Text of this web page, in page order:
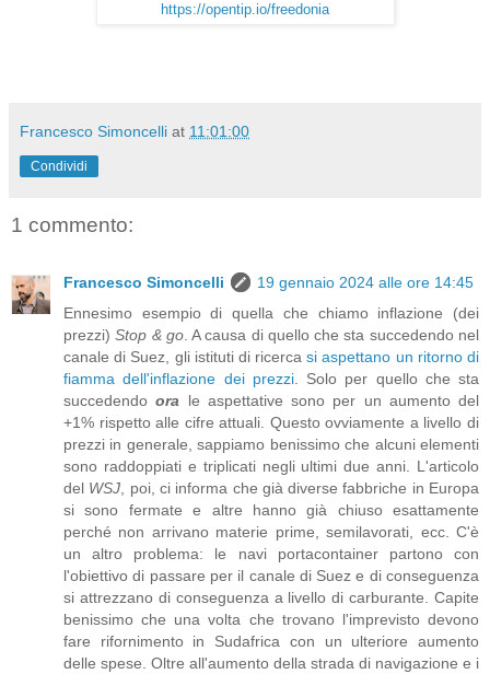
https://opentip.io/freedonia
Francesco Simoncelli at 11:01:00
Condividi
1 commento:
Francesco Simoncelli
19 gennaio 2024 alle ore 14:45
Ennesimo esempio di quella che chiamo inflazione (dei
prezzi)Stop & go. A causa di quello che sta succedendo nel
canale di Suez, gli istituti di ricercasi aspettano un ritorno di
fiamma dell'inflazione dei prezzi. Solo per quello che sta
succedendoora le aspettative sono per un aumento del
+1% rispetto alle cifre attuali. Questo ovviamente a livello di
prezzi in generale, sappiamo benissimo che alcuni elementi
sono raddoppiati e triplicati negli ultimi due anni. L'articolo
del WSJ , poi, ci informa che già diverse fabbriche in Europa
si sono fermate e altre hanno già chiuso esattamente
perché non arrivano materie prime, semilavorati, ecc. C'è
un altro problema: le navi portacontainer partono con
l'obiettivo di passare per il canale di Suez e di conseguenza
si attrezzano di conseguenza a livello di carburante. Capite
benissimo che una volta che trovano l'imprevisto devono
fare rifornimento in Sudafrica con un ulteriore aumento
delle spese. Oltre all'aumento della strada di navigazione e i